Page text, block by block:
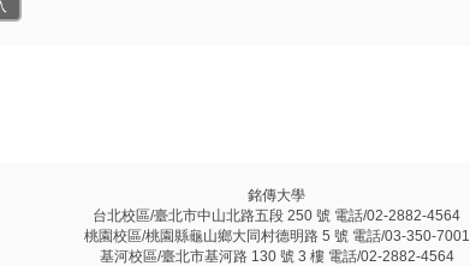
銘傳大學
台北校區/臺北市中山北路五段 250 號 電話/02-2882-4564
桃園校區/桃園縣龜山鄉大同村德明路 5 號 電話/03-350-7001
基河校區/臺北市基河路 130 號 3 樓 電話/02-2882-4564